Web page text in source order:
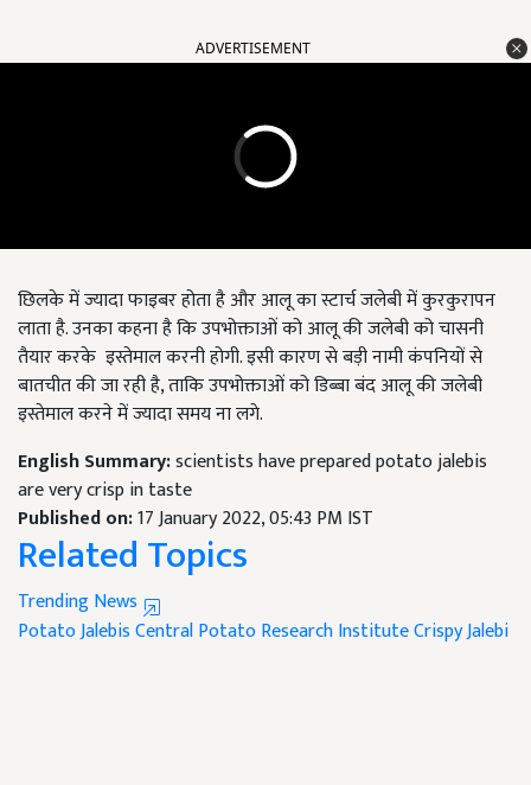
ADVERTISEMENT
छिलके में ज्यादा फाइबर होता है और आलू का स्टार्च जलेबी में कुरकुरापन
लाता है. उनका कहना है कि उपभोक्ताओं को आलू की जलेबी को चासनी
तैयार करके इस्तेमाल करनी होगी. इसी कारण से बड़ी नामी कंपनियों से
बातचीत की जा रही है, ताकि उपभोक्ताओं को डिब्बा बंद आलू की जलेबी
इस्तेमाल करने में ज्यादा समय ना लगे.
English Summary:scientists have prepared potato jalebis
are very crisp in taste
Published on:17 January 2022, 05:43 PM IST
Related Topics
Trending News
Potato JalebisCentral Potato Research InstituteCrispy Jalebi